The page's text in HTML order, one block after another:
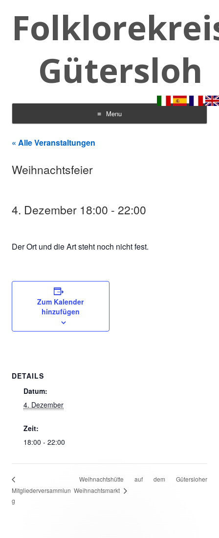
Gütersloh
Menu
Skip to content
« Alle Veranstaltungen
Weihnachtsfeier
4. Dezember 18:00 - 22:00
Der Ort und die Art steht noch nicht fest.
Zum Kalender
hinzufügen
DETAILS
Datum:
4. Dezember
Zeit:
18:00 - 22:00
Mitgliederversammlun
g
Weihnachtshütte auf dem Gütersloher
Weihnachtsmarkt